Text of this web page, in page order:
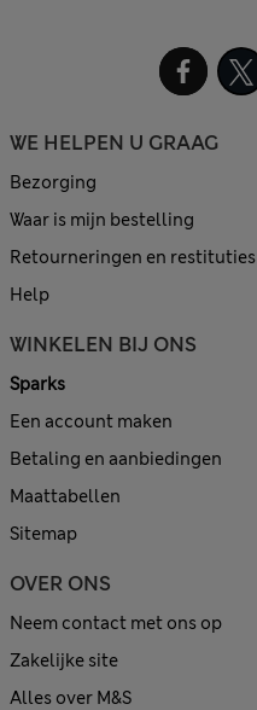
WE HELPEN U GRAAG
Bezorging
Waar is mijn bestelling
Retourneringen en restituties
Help
WINKELEN BIJ ONS
Sparks
Een account maken
Betaling en aanbiedingen
Maattabellen
Sitemap
OVER ONS
Neem contact met ons op
Zakelijke site
Alles over M&S